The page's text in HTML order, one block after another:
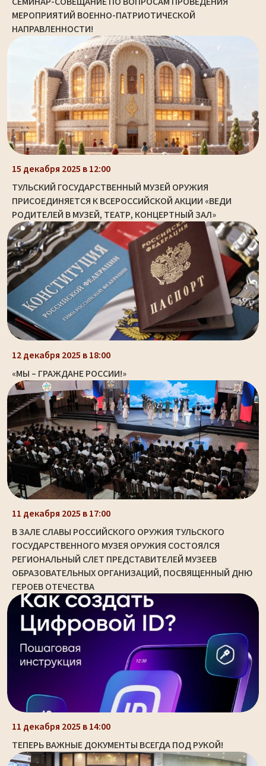
МЕРОПРИЯТИЙ ВОЕННО-ПАТРИОТИЧЕСКОЙ
НАПРАВЛЕННОСТИ!
15 декабря 2025 в 12:00
ТУЛЬСКИЙ ГОСУДАРСТВЕННЫЙ МУЗЕЙ ОРУЖИЯ
ПРИСОЕДИНЯЕТСЯ К ВСЕРОССИЙСКОЙ АКЦИИ «ВЕДИ
РОДИТЕЛЕЙ В МУЗЕЙ, ТЕАТР, КОНЦЕРТНЫЙ ЗАЛ»
12 декабря 2025 в 18:00
«МЫ – ГРАЖДАНЕ РОССИИ!»
11 декабря 2025 в 17:00
В ЗАЛЕ СЛАВЫ РОССИЙСКОГО ОРУЖИЯ ТУЛЬСКОГО
ГОСУДАРСТВЕННОГО МУЗЕЯ ОРУЖИЯ СОСТОЯЛСЯ
РЕГИОНАЛЬНЫЙ СЛЕТ ПРЕДСТАВИТЕЛЕЙ МУЗЕЕВ
ОБРАЗОВАТЕЛЬНЫХ ОРГАНИЗАЦИЙ, ПОСВЯЩЕННЫЙ ДНЮ
ГЕРОЕВ ОТЕЧЕСТВА
11 декабря 2025 в 14:00
ТЕПЕРЬ ВАЖНЫЕ ДОКУМЕНТЫ ВСЕГДА ПОД РУКОЙ!